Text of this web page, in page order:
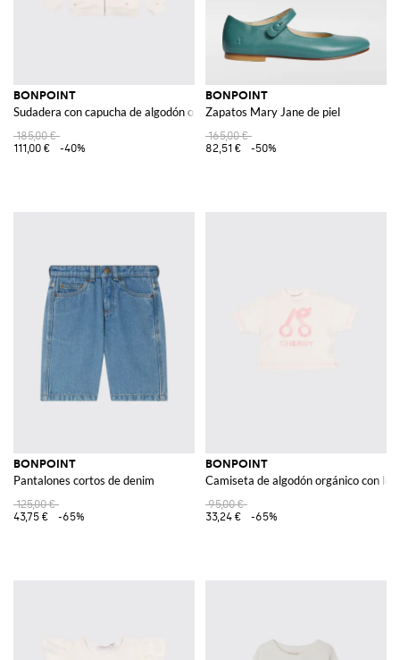
BONPOINT
Sudadera con capucha de algodón orgánico con bordados florales
185,00 €
111,00 €
-40%
BONPOINT
Zapatos Mary Jane de piel
165,00 €
82,51 €
-50%
BONPOINT
Pantalones cortos de denim
125,00 €
43,75 €
-65%
BONPOINT
Camiseta de algodón orgánico con
95,00 €
33,24 €
-65%